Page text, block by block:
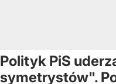
Polityk PiS
symetrystów".